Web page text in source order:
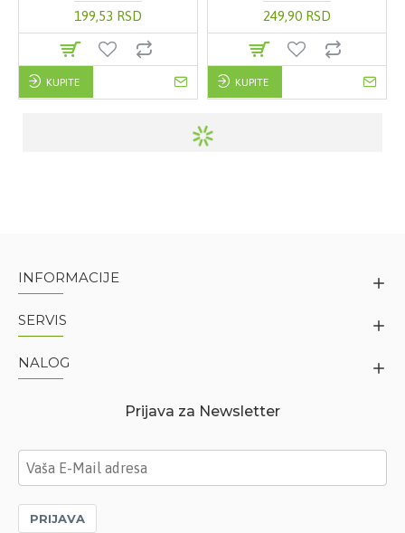
199,53 RSD
KUPITE
249,90 RSD
KUPITE
INFORMACIJE
SERVIS
NALOG
Prijava za Newsletter
PRIJAVA